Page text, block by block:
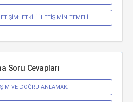
ETKİLİ İLETİŞİMİN TEMELİ
Soru Cevapları
VE DOĞRU ANLAMAK